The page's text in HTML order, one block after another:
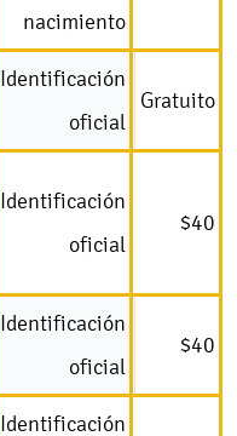
nacimiento
Identificación
oficial
Gratuito
Identificación
oficial
$40
Identificación
oficial
$40
Identificación